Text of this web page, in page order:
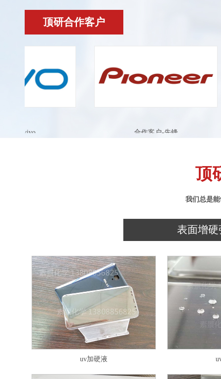
顶研合作客户
合作客户-先锋
顶
我们总是
表面增硬
uv加硬液